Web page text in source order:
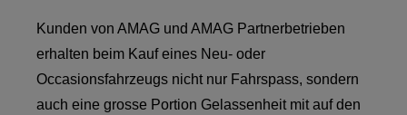
Kunden von AMAG und AMAG Partnerbetrieben
erhalten beim Kauf eines Neu- oder
Occasionsfahrzeugs nicht nur Fahrspass, sondern
auch eine grosse Portion Gelassenheit mit auf den